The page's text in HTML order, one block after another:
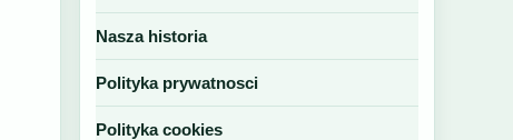
Nasza historia
Polityka prywatnosci
Polityka cookies